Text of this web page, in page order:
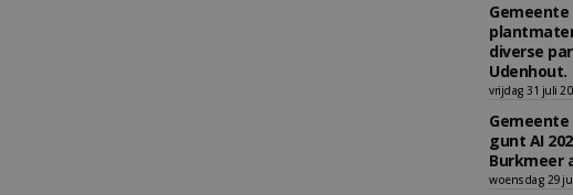
diverse
Udenhout.
vrijdag 31 juli
gunt AI
Burkmeer
woensdag 29